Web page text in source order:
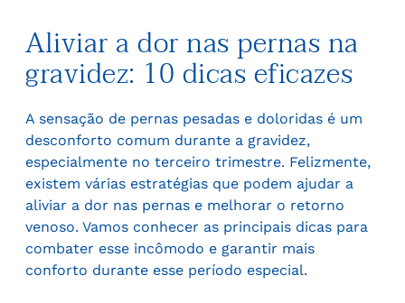
Aliviar a dor nas pernas na
gravidez: 10 dicas eficazes
A sensação de pernas pesadas e doloridas é um
desconforto comum durante a gravidez,
especialmente no terceiro trimestre. Felizmente,
existem várias estratégias que podem ajudar a
aliviar a dor nas pernas e melhorar o retorno
venoso. Vamos conhecer as principais dicas para
combater esse incômodo e garantir mais
conforto durante esse período especial.